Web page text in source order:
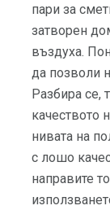
пари за
затворен
въздуха.
да позволи
Разбира се,
качеството
нивата на
с лошо
направите